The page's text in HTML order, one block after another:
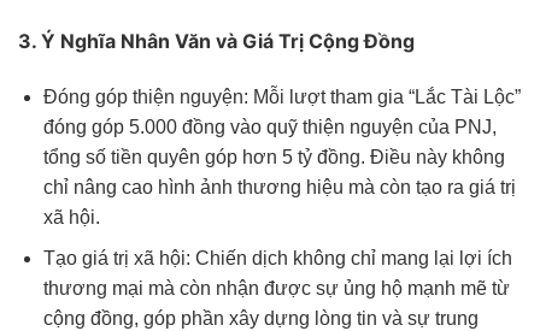
3. Ý Nghĩa Nhân Văn và Giá Trị Cộng Đồng
Đóng góp thiện nguyện: Mỗi lượt tham gia “Lắc Tài Lộc”
đóng góp 5.000 đồng vào quỹ thiện nguyện của PNJ,
tổng số tiền quyên góp hơn 5 tỷ đồng. Điều này không
chỉ nâng cao hình ảnh thương hiệu mà còn tạo ra giá trị
xã hội.
Tạo giá trị xã hội: Chiến dịch không chỉ mang lại lợi ích
thương mại mà còn nhận được sự ủng hộ mạnh mẽ từ
cộng đồng, góp phần xây dựng lòng tin và sự trung